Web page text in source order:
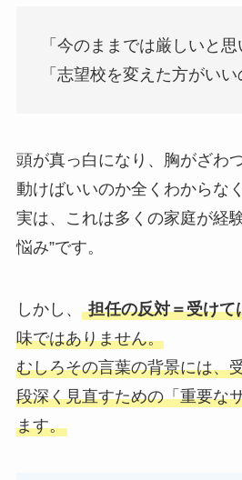
「今のままでは厳しいと思
「志望校を変えた方がいい
頭が真っ白になり、胸がざわ
動けばいいのか全くわからな
実は、これは多くの家庭が経
悩み”です。
しかし、 担任の反対＝受けて
味ではありません。
むしろその言葉の背景には、
段深く見直すための「重要な
ます。